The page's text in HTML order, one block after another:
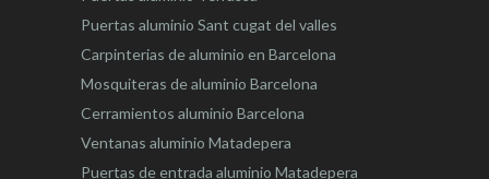
Puertas aluminio Sant cugat del valles
Carpinterias de aluminio en Barcelona
Mosquiteras de aluminio Barcelona
Cerramientos aluminio Barcelona
Ventanas aluminio Matadepera
Puertas de entrada aluminio Matadepera